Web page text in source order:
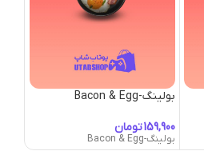
بولینگ-Bacon & Egg
تومان
بولینگ-Bacon & Egg